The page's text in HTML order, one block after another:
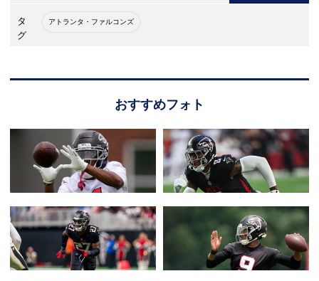
タ
グ
アトランタ・ファルコンズ
おすすめフォト